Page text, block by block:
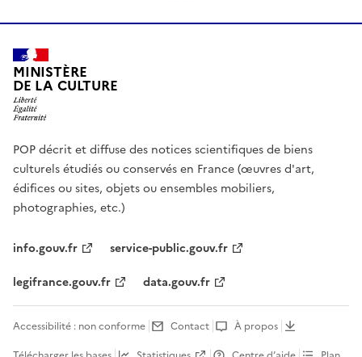
MINISTÈRE
DE LA CULTURE
POP décrit et diffuse des notices scientifiques de biens
culturels étudiés ou conservés en France (œuvres d'art,
édifices ou sites, objets ou ensembles mobiliers,
photographies, etc.)
info.gouv.fr
service-public.gouv.fr
legifrance.gouv.fr
data.gouv.fr
Accessibilité : non conforme Contact
À propos